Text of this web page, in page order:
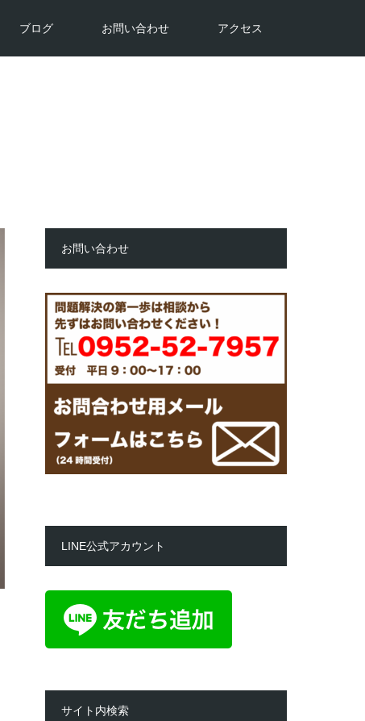
ブログ お問い合わせ アクセス
お問い合わせ
LINE公式アカウント
サイト内検索